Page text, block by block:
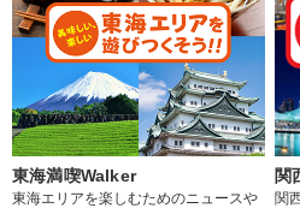
東海満喫Walker
東海エリアを楽しむためのニュースや
関
関